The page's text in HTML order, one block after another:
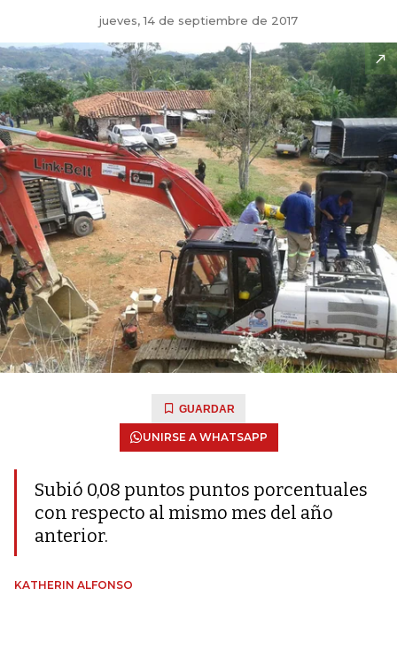
jueves, 14 de septiembre de 2017
GUARDAR
UNIRSE A WHATSAPP
Subió 0,08 puntos puntos porcentuales
con respecto al mismo mes del año
anterior.
KATHERIN ALFONSO